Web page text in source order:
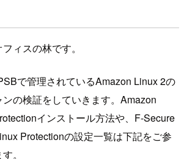
ィスの林です。
で管理されているAmazon Linux 2の
の検証をしていきます。Amazon
インストール方法や、F-Secure
Protectionの設定一覧は下記をご参
。